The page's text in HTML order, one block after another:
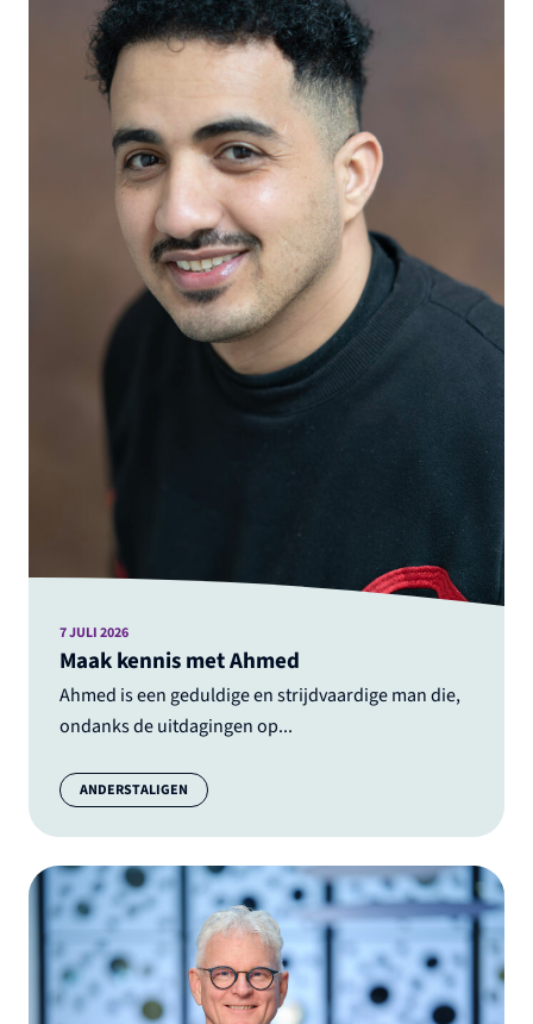
Maak kennis met Ahmed
Ahmed is een geduldige en strijdvaardige man die,
ondanks de uitdagingen op...
7 JULI 2026
Categorie:
ANDERSTALIGEN